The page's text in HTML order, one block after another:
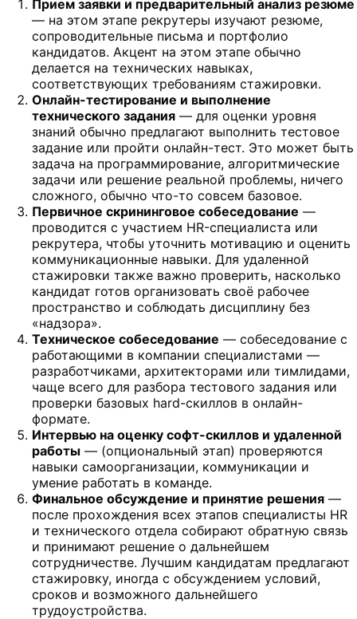
Прием заявки и предварительный анализ резюме
— на этом этапе рекрутеры изучают резюме,
сопроводительные письма и портфолио
кандидатов. Акцент на этом этапе обычно
делается на технических навыках,
соответствующих требованиям стажировки.
Онлайн-тестирование и выполнение
технического задания — для оценки уровня
знаний обычно предлагают выполнить тестовое
задание или пройти онлайн-тест. Это может быть
задача на программирование, алгоритмические
задачи или решение реальной проблемы, ничего
сложного, обычно что-то совсем базовое.
Первичное скрининговое собеседование —
проводится с участием HR-специалиста или
рекрутера, чтобы уточнить мотивацию и оценить
коммуникационные навыки. Для удаленной
стажировки также важно проверить, насколько
кандидат готов организовать своё рабочее
пространство и соблюдать дисциплину без
«надзора».
Техническое собеседование — собеседование с
работающими в компании специалистами —
разработчиками, архитекторами или тимлидами,
чаще всего для разбора тестового задания или
проверки базовых hard-скиллов в онлайн-
формате.
Интервью на оценку софт-скиллов и удаленной
работы — (опциональный этап) проверяются
навыки самоорганизации, коммуникации и
умение работать в команде.
Финальное обсуждение и принятие решения —
после прохождения всех этапов специалисты HR
и технического отдела собирают обратную связь
и принимают решение о дальнейшем
сотрудничестве. Лучшим кандидатам предлагают
стажировку, иногда с обсуждением условий,
сроков и возможного дальнейшего
трудоустройства.